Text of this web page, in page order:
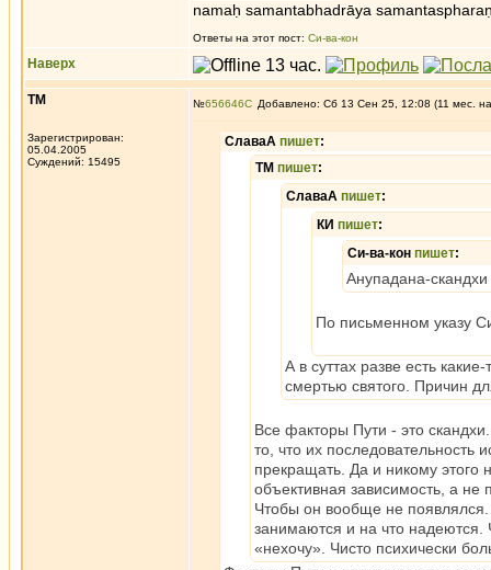
namaḥ samantabhadrāya
Ответы на этот пост: Си-ва-кон
Наверх
ТМ
Зарегистрирован:
05.04.2005
Суждений: 15495
№656646 Добавлено: Сб 13 Сен 25, 12:08 (11 мес.
СлаваА пишет:
ТМ пишет:
СлаваА пишет:
КИ пишет:
Си-ва-кон пишет:
Анупадана-
По письменном указу
А в суттах разве есть
смертью святого. Причин
Все факторы Пути - это
то, что их последовательность
прекращать. Да и никому
объективная зависимость, а не
Чтобы он вообще не
занимаются и на что надеются.
«нехочу». Чисто психически